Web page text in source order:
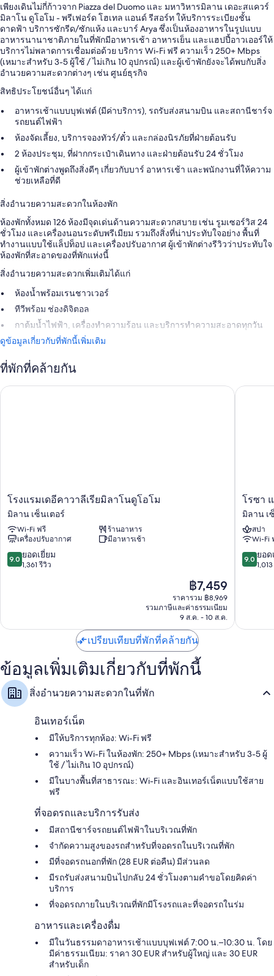
เพียงเดินไม่กี่ก้าวจาก Piazza del Duomo และ มหาวิหารมิลาน เดอะสแควร์
มิลาโน ดูโอโม - พรีเฟอร์ด โฮเทล แอนด์ รีสอร์ท ให้บริการระเบียงชั้น
ดาดฟ้า บริการซักรีด/ซักแห้ง และบาร์ Arya ซึ่งเป็นห้องอาหารในรูปแบบ
อาหารนานาชาติภายในที่พักมีอาหารเช้า อาหารเย็น และแฮปปี้อาวเออร์ให้
บริการไม่พลาดการเชื่อมต่อด้วย บริการ Wi-Fi ฟรี ความเร็ว 250+ Mbps
(เหมาะสำหรับ 3-5 ผู้ใช้ / ไม่เกิน 10 อุปกรณ์) และผู้เข้าพักยังจะได้พบกับสิ่ง
อำนวยความสะดวกต่างๆ เช่น ศูนย์ธุรกิจ
สิทธิประโยชน์อื่นๆ ได้แก่
อาหารเช้าแบบบุฟเฟต์ (มีค่าบริการ), รถรับส่งสนามบิน และสถานีชาร์จ
รถยนต์ไฟฟ้า
ห้องจัดเลี้ยง, บริการจองทัวร์/ตั๋ว และกล่องนิรภัยที่ฝ่ายต้อนรับ
2 ห้องประชุม, ที่ฝากกระเป๋าเดินทาง และฝ่ายต้อนรับ 24 ชั่วโมง
ผู้เข้าพักต่างพูดถึงสิ่งดีๆ เกี่ยวกับบาร์ อาหารเช้า และพนักงานที่ให้ความ
ช่วยเหลือที่ดี
สิ่งอำนวยความสะดวกในห้องพัก
ห้องพักทั้งหมด 126 ห้องมีจุดเด่นด้านความสะดวกสบาย เช่น รูมเซอร์วิส 24
ชั่วโมง และเครื่องนอนระดับพรีเมียม รวมถึงสิ่งที่น่าประทับใจอย่าง พื้นที่
ทำงานแบบใช้แล็ปท็อป และเครื่องปรับอากาศ ผู้เข้าพักต่างรีวิวว่าประทับใจ
ห้องพักที่สะอาดของที่พักแห่งนี้
สิ่งอำนวยความสะดวกเพิ่มเติมได้แก่
ห้องน้ำพร้อมเรนชาวเวอร์
ทีวีพร้อม ช่องดิจิตอล
กาต้มน้ำไฟฟ้า, เครื่องทำความร้อน และบริการทำความสะอาดทุกวัน
ดูข้อมูลเกี่ยวกับที่พักนี้เพิ่มเติม
ที่พักที่คล้ายกัน
โรง
แรม
เด
อี
คา
วา
ลี
มิ
โรงแรมเดอีคาวาลีเรียมิลาโนดูโอโม
มิลาน เซ็นเตอร์
Wi-Fi ฟรี
ร้านอาหาร
เครื่องปรับอากาศ
มีอาหารเช้า
9.0
จาก
9.0 ยอดเยี่ยม
1,361 รีวิว
ราคา
ปัจจุบัน
คือ
฿7,459
฿7,459
ราคารวม ฿8,969
รวมภาษีและค่าธรรมเนียม
9 ส.ค. - 10 ส.ค.
โรงแรมเดอีคาวาลีเรียมิลาโนดูโอโม
โรซา
แก
รนด์
มิ
ลาโน
-
ส
ซี
โรซา
มิลาน เ
สปา
Wi-Fi
9.0
จาก
9.0 ยอด
โรซา แ
เปรียบเทียบที่พักที่คล้ายกัน
ข้อมูลเพิ่มเติมเกี่ยวกับที่พักนี้
สิ่งอำนวยความสะดวกในที่พัก
อินเทอร์เน็ต
มีให้บริการทุกห้อง: Wi-Fi ฟรี
ความเร็ว Wi-Fi ในห้องพัก: 250+ Mbps (เหมาะสำหรับ 3-5 ผู้
ใช้ / ไม่เกิน 10 อุปกรณ์)
มีในบางพื้นที่สาธารณะ: Wi-Fi และอินเทอร์เน็ตแบบใช้สาย
ฟรี
ที่จอดรถและบริการรับส่ง
มีสถานีชาร์จรถยนต์ไฟฟ้าในบริเวณที่พัก
จำกัดความสูงของรถสำหรับที่จอดรถในบริเวณที่พัก
มีที่จอดรถนอกที่พัก (28 EUR ต่อคืน) มีส่วนลด
มีรถรับส่งสนามบินไปกลับ 24 ชั่วโมงตามคำขอโดยคิดค่า
บริการ
ที่จอดรถภายในบริเวณที่พักมีโรงรถและที่จอดรถในร่ม
อาหารและเครื่องดื่ม
มีในวันธรรมดาอาหารเช้าแบบบุฟเฟต์ 7:00 น.–10:30 น. โดย
มีค่าธรรมเนียม: ราคา 30 EUR สำหรับผู้ใหญ่ และ 30 EUR
สำหรับเด็ก